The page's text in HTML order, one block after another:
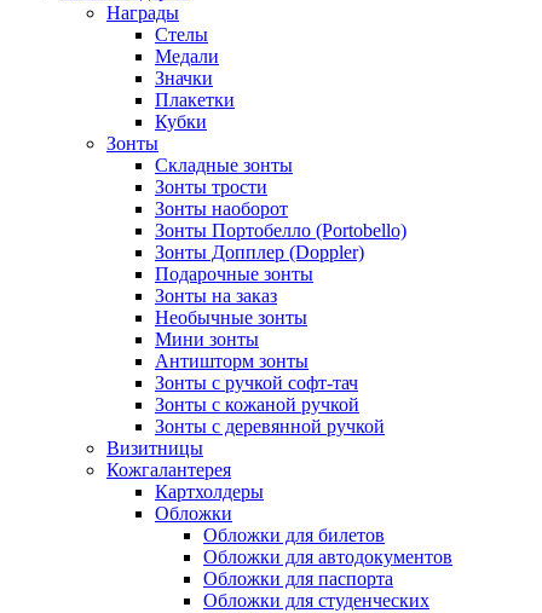
Награды
Стелы
Медали
Значки
Плакетки
Кубки
Зонты
Складные зонты
Зонты трости
Зонты наоборот
Зонты Портобелло (Portobello)
Зонты Допплер (Doppler)
Подарочные зонты
Зонты на заказ
Необычные зонты
Мини зонты
Антишторм зонты
Зонты с ручкой софт-тач
Зонты с кожаной ручкой
Зонты с деревянной ручкой
Визитницы
Кожгалантерея
Картхолдеры
Обложки
Обложки для билетов
Обложки для автодокументов
Обложки для паспорта
Обложки для студенческих